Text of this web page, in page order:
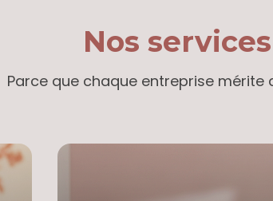
Nos
Parce que chaque entreprise mérite